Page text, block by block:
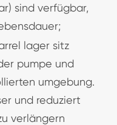
sind verfügbar,
lager sitz
pumpe und
umgebung.
und reduziert
verlängern